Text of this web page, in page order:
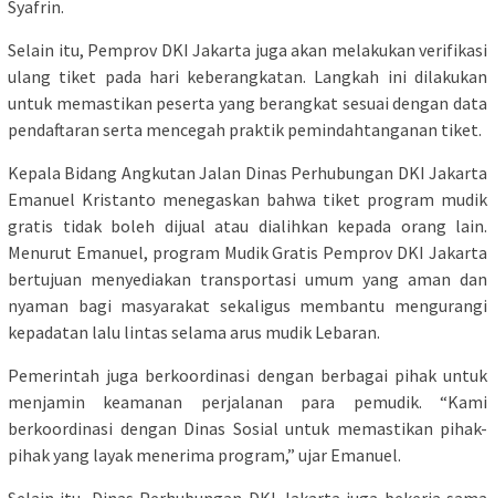
Syafrin.
Selain itu, Pemprov DKI Jakarta juga akan melakukan verifikasi
ulang tiket pada hari keberangkatan. Langkah ini dilakukan
untuk memastikan peserta yang berangkat sesuai dengan data
pendaftaran serta mencegah praktik pemindahtanganan tiket.
Kepala Bidang Angkutan Jalan Dinas Perhubungan DKI Jakarta
Emanuel Kristanto menegaskan bahwa tiket program mudik
gratis tidak boleh dijual atau dialihkan kepada orang lain.
Menurut Emanuel, program Mudik Gratis Pemprov DKI Jakarta
bertujuan menyediakan transportasi umum yang aman dan
nyaman bagi masyarakat sekaligus membantu mengurangi
kepadatan lalu lintas selama arus mudik Lebaran.
Pemerintah juga berkoordinasi dengan berbagai pihak untuk
menjamin keamanan perjalanan para pemudik. “Kami
berkoordinasi dengan Dinas Sosial untuk memastikan pihak-
pihak yang layak menerima program,” ujar Emanuel.